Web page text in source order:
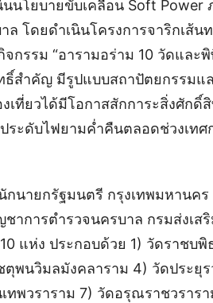
นโยบายขับเคลื่อน Soft Power
ล โดยดำเนินโครงการจาริกเส้น
กรรม “อารามอร่าม 10 วัดแล
ธิ์สำคัญ มีรูปแบบสถาปัตยกรรมแ
ที่ยวได้มีโอกาสสักการะสิ่งศักดิ์
ระดับไฟยามค่ำคืนตลอดช่วงเทศ
นายกรัฐมนตรี กรุงเทพมหานคร
าการตำรวจนครบาล กรมส่งเส
แห่ง ประกอบด้วย 1) วัดราชบ
พนวิมลมังคลาราม 4) วัดประยุร
พวราราม 7) วัดอรุณราชวราร